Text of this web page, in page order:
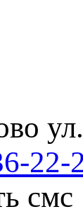
22-
смс